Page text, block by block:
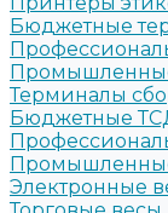
Бюджетные
Терминалы
Бюджетные
Электронные